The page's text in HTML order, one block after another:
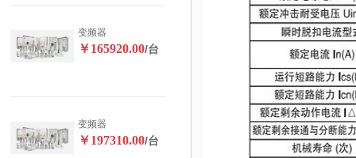
变频器
￥165920.00/台
变频器
￥197310.00/台